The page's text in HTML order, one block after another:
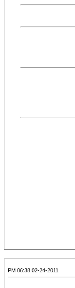
02-24-2011 06:38 PM